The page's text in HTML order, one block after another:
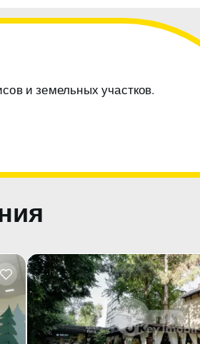
и земельных участков.